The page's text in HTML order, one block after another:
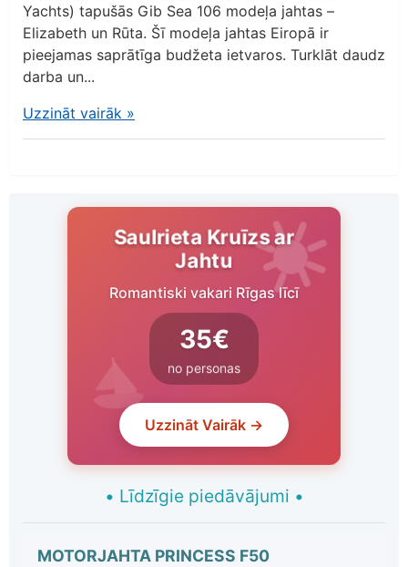
Yachts) tapušās Gib Sea 106 modeļa jahtas –
Elizabeth un Rūta. Šī modeļa jahtas Eiropā ir
pieejamas saprātīga budžeta ietvaros. Turklāt daudz
darba un...
Uzzināt vairāk »
Saulrieta Kruīzs ar
Jahtu
Romantiski vakari Rīgas līcī
35€
no personas
Uzzināt Vairāk →
• Līdzīgie piedāvājumi •
MOTORJAHTA PRINCESS F50